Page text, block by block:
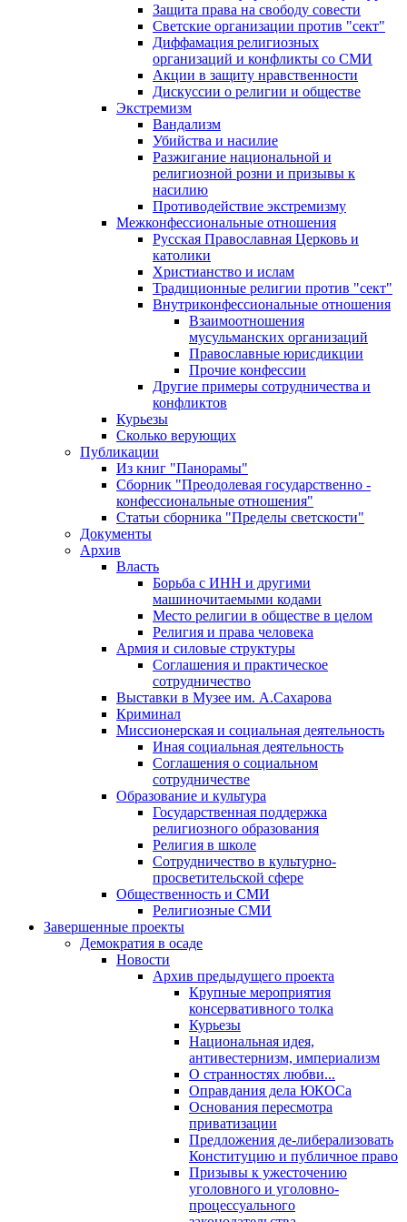
Защита права на свободу совести
Светские организации против "сект"
Диффамация религиозных
организаций и конфликты со СМИ
Акции в защиту нравственности
Дискуссии о религии и обществе
Экстремизм
Вандализм
Убийства и насилие
Разжигание национальной и
религиозной розни и призывы к
насилию
Противодействие экстремизму
Межконфессиональные отношения
Русская Православная Церковь и
католики
Христианство и ислам
Традиционные религии против "сект"
Внутриконфессиональные отношения
Взаимоотношения
мусульманских организаций
Православные юрисдикции
Прочие конфессии
Другие примеры сотрудничества и
конфликтов
Курьезы
Сколько верующих
Публикации
Из книг "Панорамы"
Сборник "Преодолевая государственно -
конфессиональные отношения"
Статьи сборника "Пределы светскости"
Документы
Архив
Власть
Борьба с ИНН и другими
машиночитаемыми кодами
Место религии в обществе в целом
Религия и права человека
Армия и силовые структуры
Соглашения и практическое
сотрудничество
Выставки в Музее им. А.Сахарова
Криминал
Миссионерская и социальная деятельность
Иная социальная деятельность
Соглашения о социальном
сотрудничестве
Образование и культура
Государственная поддержка
религиозного образования
Религия в школе
Сотрудничество в культурно-
просветительской сфере
Общественность и СМИ
Религиозные СМИ
Завершенные проекты
Демократия в осаде
Новости
Архив предыдущего проекта
Крупные мероприятия
консервативного толка
Курьезы
Национальная идея,
антивестернизм, империализм
О странностях любви...
Оправдания дела ЮКОСа
Основания пересмотра
приватизации
Предложения де-либерализовать
Конституцию и публичное право
Призывы к ужесточению
уголовного и уголовно-
процессуального